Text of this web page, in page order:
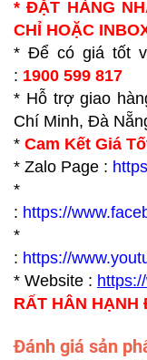
* ĐẶT HÀNG
CHỈ HOẶC
* Để có giá tốt
: 1900 599 817
* Hỗ trợ giao
Chí Minh, Đà
* Cam Kết Giá
* Zalo Page :
*
: https://
*
: https://
* Website :
RẤT HÂN HẠNH
Đánh giá sản